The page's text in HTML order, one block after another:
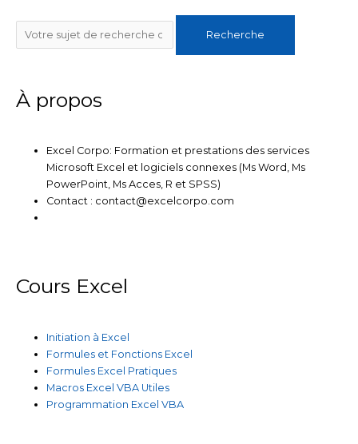
d
i
e
r
o
o
b
e
a
g
r
Rechercher
Recherche
À propos
Excel Corpo: Formation et prestations des services
Microsoft Excel et logiciels connexes (Ms Word, Ms
PowerPoint, Ms Acces, R et SPSS)
Contact : contact@excelcorpo.com
Cours Excel
Initiation à Excel
Formules et Fonctions Excel
Formules Excel Pratiques
Macros Excel VBA Utiles
Programmation Excel VBA